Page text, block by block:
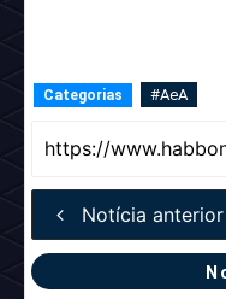
Categorias #AeA
Notícia anterior